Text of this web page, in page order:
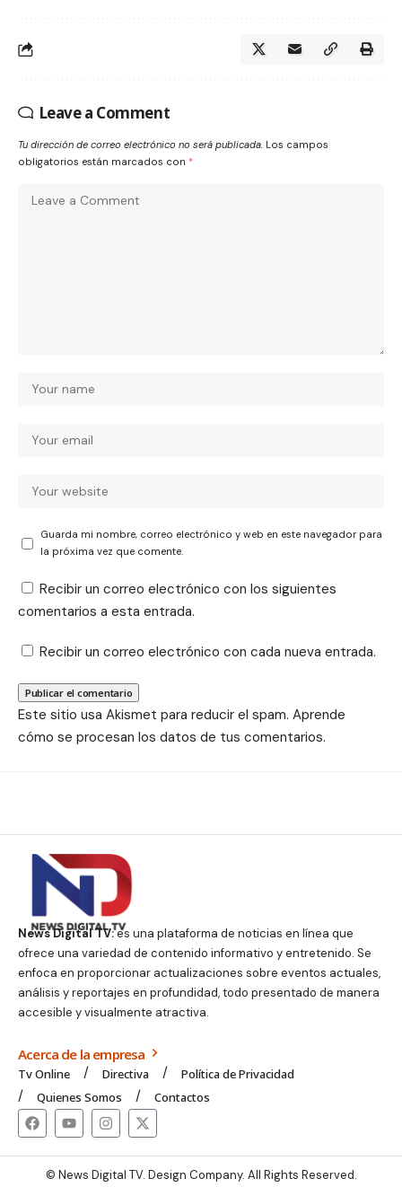
Leave a Comment
Tu dirección de correo electrónico no será publicada. Los campos
obligatorios están marcados con *
Guarda mi nombre, correo electrónico y web en este navegador para
la próxima vez que comente.
Recibir un correo electrónico con los siguientes
comentarios a esta entrada.
Recibir un correo electrónico con cada nueva entrada.
Este sitio usa Akismet para reducir el spam. Aprende
cómo se procesan los datos de tus comentarios.
News Digital TV:es una plataforma de noticias en línea que
ofrece una variedad de contenido informativo y entretenido. Se
enfoca en proporcionar actualizaciones sobre eventos actuales,
análisis y reportajes en profundidad, todo presentado de manera
accesible y visualmente atractiva.
Acerca de la empresa
Tv Online Directiva
Política de Privacidad
Quienes Somos
Contactos
© News Digital TV. Design Company. All Rights Reserved.